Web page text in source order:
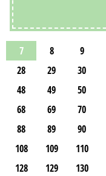
7 8 9
28
29 30
48
49 50
68
69 70
88
89 90
108
109 110
128
129 130